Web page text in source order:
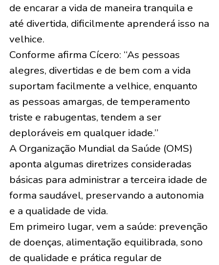
de encarar a vida de maneira tranquila e
até divertida, dificilmente aprenderá isso na
velhice.
Conforme afirma Cícero: “As pessoas
alegres, divertidas e de bem com a vida
suportam facilmente a velhice, enquanto
as pessoas amargas, de temperamento
triste e rabugentas, tendem a ser
deploráveis em qualquer idade.”
A Organização Mundial da Saúde (OMS)
aponta algumas diretrizes consideradas
básicas para administrar a terceira idade de
forma saudável, preservando a autonomia
e a qualidade de vida.
Em primeiro lugar, vem a saúde: prevenção
de doenças, alimentação equilibrada, sono
de qualidade e prática regular de